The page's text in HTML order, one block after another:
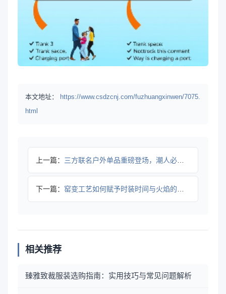
本文地址：
https://www.csdzcnj.com/fuzhuangxinwen/7075.
html
上一篇： 三方联名户外单品重磅登场，潮人必看！
下一篇： 窑变工艺如何赋予时装时间与火焰的诗性？
相关推荐
臻雅致裁服装选购指南：实用技巧与常见问题解析